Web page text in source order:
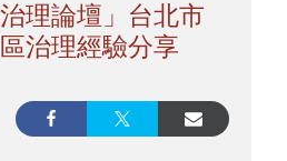
理論壇」台北市
治理經驗分享